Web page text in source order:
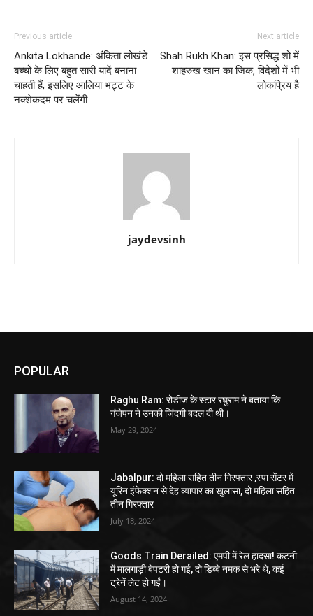
Previous article
Ankita Lokhande: अंकिता लोखंडे
बच्चों के लिए बहुत सारी यादें बनाना
चाहती हैं, इसलिए आलिया भट्ट के
नक्शेकदम पर चलेंगी
Next article
Shah Rukh Khan: इस प्रसिद्ध शो में
शाहरुख खान का जिक, विदेशों में भी
लोकप्रिय है
jaydevsinh
POPULAR
Raghu Ram: रोडीज के स्टार रघुराम ने बताया कि
गंजेपन ने उनकी जिंदगी बदल दी थी।
May 29, 2024
Jabalpur: दो महिला सहित तीन गिरफ्तार ,स्पा सेंटर में
यूरिन इंफेक्शन से देह व्यापार का खुलासा, दो महिला सहित
तीन गिरफ्तार
July 18, 2024
Goods Train Derailed: एमपी में रेल हादसा! कटनी
में मालगाड़ी बेपटरी हो गई, दो डिब्बे नमक से भरे थे, कई
ट्रेनें लेट हो गईं।
August 14, 2024